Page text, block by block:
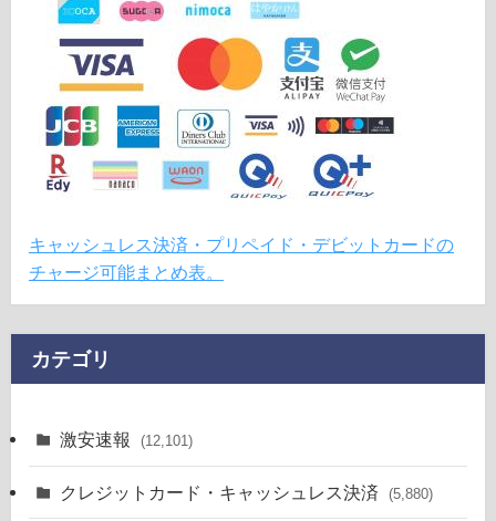
キャッシュレス決済・プリペイド・デビットカードの
チャージ可能まとめ表。
カテゴリ
激安速報 (12,101)
クレジットカード・キャッシュレス決済 (5,880)